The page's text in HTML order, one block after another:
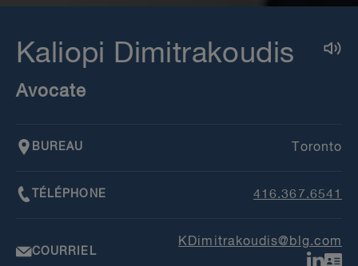
Kaliopi Dimitrakoudis
Avocate
BUREAU Toronto
TÉLÉPHONE 416.367.6541
COURRIEL
KDimitrakoudis@blg.com